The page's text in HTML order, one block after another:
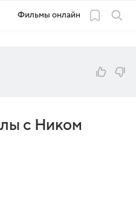
Фильмы онлайн
с Ником